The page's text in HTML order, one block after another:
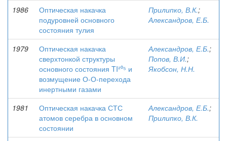
1986
Оптическая накачка
подуровней основного
состояния тулия
Прилипко, В.К.;
Александров, Е.Б.
1979
Оптическая накачка
сверхтонкой структуры
основного состояния TI²⁰⁵ и
возмущение О-О-перехода
инертными газами
Александров, Е.Б.;
Попов, В.И.;
Якобсон, Н.Н.
1981
Оптическая накачка СТС
атомов серебра в основном
состоянии
Александров, Е.Б.;
Прилипко, В.К.